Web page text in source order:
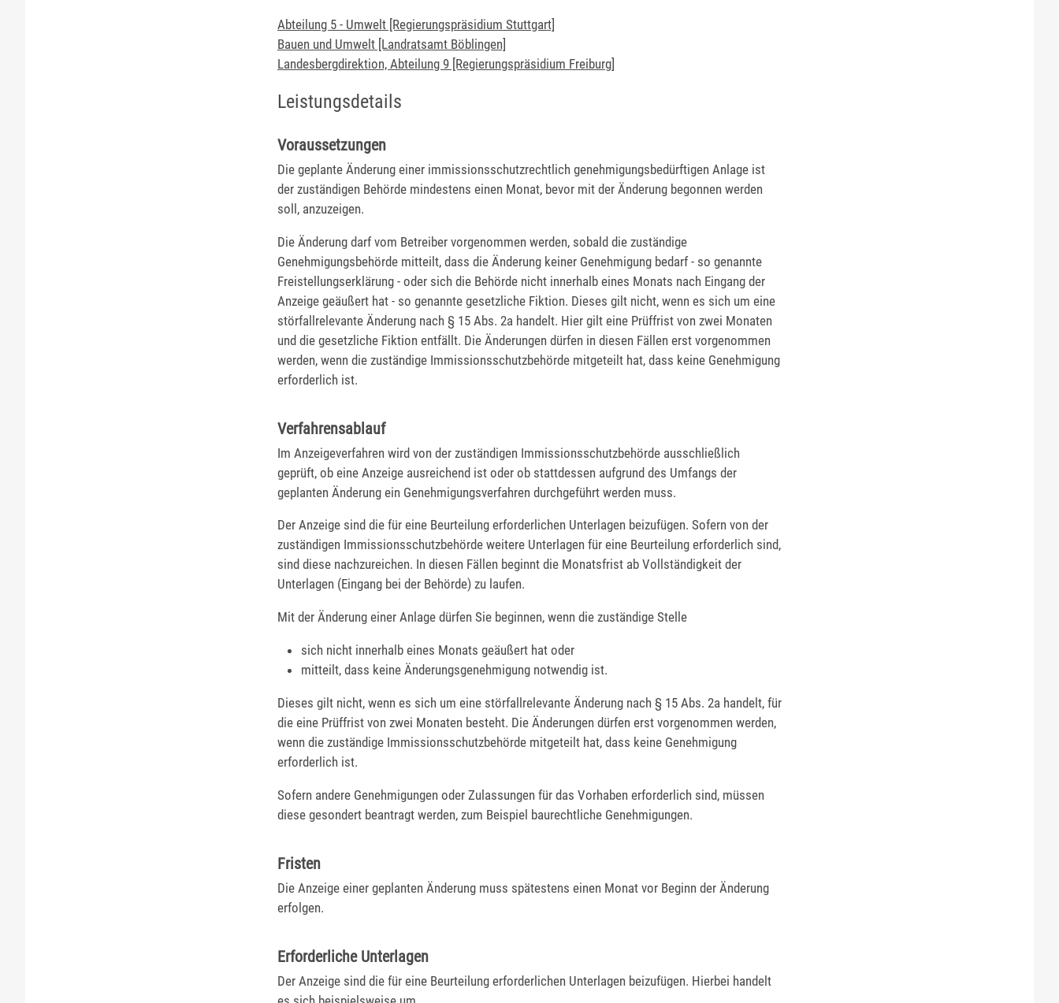
Abteilung 5 - Umwelt [Regierungspräsidium Stuttgart]
Bauen und Umwelt [Landratsamt Böblingen]
Landesbergdirektion, Abteilung 9 [Regierungspräsidium Freiburg]
Leistungsdetails
Voraussetzungen
Die geplante Änderung einer immissionsschutzrechtlich genehmigungsbedürftigen Anlage ist
der zuständigen Behörde mindestens einen Monat, bevor mit der Änderung begonnen werden
soll, anzuzeigen.
Die Änderung darf vom Betreiber vorgenommen werden, sobald die zuständige
Genehmigungsbehörde mitteilt, dass die Änderung keiner Genehmigung bedarf - so genannte
Freistellungserklärung - oder sich die Behörde nicht innerhalb eines Monats nach Eingang der
Anzeige geäußert hat - so genannte gesetzliche Fiktion. Dieses gilt nicht, wenn es sich um eine
störfallrelevante Änderung nach § 15 Abs. 2a handelt. Hier gilt eine Prüffrist von zwei Monaten
und die gesetzliche Fiktion entfällt. Die Änderungen dürfen in diesen Fällen erst vorgenommen
werden, wenn die zuständige Immissionsschutzbehörde mitgeteilt hat, dass keine Genehmigung
erforderlich ist.
Verfahrensablauf
Im Anzeigeverfahren wird von der zuständigen Immissionsschutzbehörde ausschließlich
geprüft, ob eine Anzeige ausreichend ist oder ob stattdessen aufgrund des Umfangs der
geplanten Änderung ein Genehmigungsverfahren durchgeführt werden muss.
Der Anzeige sind die für eine Beurteilung erforderlichen Unterlagen beizufügen. Sofern von der
zuständigen Immissionsschutzbehörde weitere Unterlagen für eine Beurteilung erforderlich sind,
sind diese nachzureichen. In diesen Fällen beginnt die Monatsfrist ab Vollständigkeit der
Unterlagen (Eingang bei der Behörde) zu laufen.
Mit der Änderung einer Anlage dürfen Sie beginnen, wenn die zuständige Stelle
sich nicht innerhalb eines Monats geäußert hat oder
mitteilt, dass keine Änderungsgenehmigung notwendig ist.
Dieses gilt nicht, wenn es sich um eine störfallrelevante Änderung nach § 15 Abs. 2a handelt, für
die eine Prüffrist von zwei Monaten besteht. Die Änderungen dürfen erst vorgenommen werden,
wenn die zuständige Immissionsschutzbehörde mitgeteilt hat, dass keine Genehmigung
erforderlich ist.
Sofern andere Genehmigungen oder Zulassungen für das Vorhaben erforderlich sind, müssen
diese gesondert beantragt werden, zum Beispiel baurechtliche Genehmigungen.
Fristen
Die Anzeige einer geplanten Änderung muss spätestens einen Monat vor Beginn der Änderung
erfolgen.
Erforderliche Unterlagen
Der Anzeige sind die für eine Beurteilung erforderlichen Unterlagen beizufügen. Hierbei handelt